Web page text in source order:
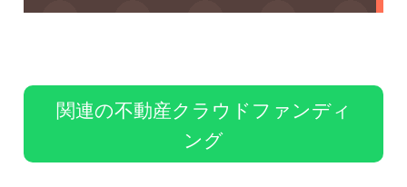
関連の不動産クラウドファンディ
ング